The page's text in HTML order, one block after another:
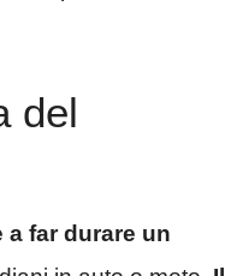
del
far durare un